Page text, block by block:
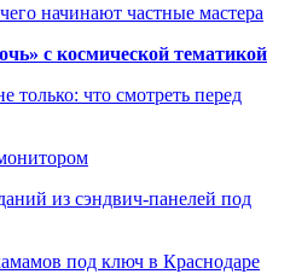
начинают частные мастера
с космической тематикой
только: что смотреть перед
из сэндвич-панелей под
под ключ в Краснодаре